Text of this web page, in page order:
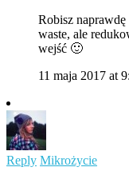
Robisz
waste, ale
wejść 🙂
11 maja 2017 at
Reply Mikrożycie